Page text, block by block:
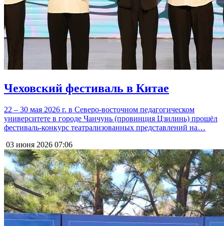
Чеховский фестиваль в Китае
22 – 30 мая 2026 г. в Северо-восточном педагогическом
университете в городе Чанчунь (провинция Цзилинь) прошёл
фестиваль-конкурс театрализованных представлений на…
03 июня 2026 07:06